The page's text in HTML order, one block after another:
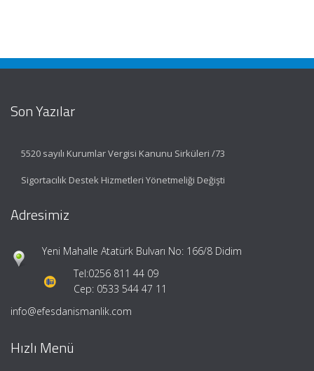
Son Yazılar
5520 sayılı Kurumlar Vergisi Kanunu Sirküleri /73
Sigortacılık Destek Hizmetleri Yönetmeliği Değişti
Adresimiz
Yeni Mahalle Atatürk Bulvarı No: 166/8 Didim
Tel:0256 811 44 09
Cep: 0533 544 47 11
info@efesdanismanlik.com
Hızlı Menü